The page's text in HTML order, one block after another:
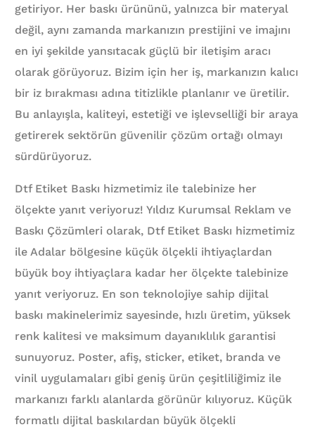
getiriyor. Her baskı ürününü, yalnızca bir materyal
değil, aynı zamanda markanızın prestijini ve imajını
en iyi şekilde yansıtacak güçlü bir iletişim aracı
olarak görüyoruz. Bizim için her iş, markanızın kalıcı
bir iz bırakması adına titizlikle planlanır ve üretilir.
Bu anlayışla, kaliteyi, estetiği ve işlevselliği bir araya
getirerek sektörün güvenilir çözüm ortağı olmayı
sürdürüyoruz.
Dtf Etiket Baskı hizmetimiz ile talebinize her
ölçekte yanıt veriyoruz! Yıldız Kurumsal Reklam ve
Baskı Çözümleri olarak, Dtf Etiket Baskı hizmetimiz
ile Adalar bölgesine küçük ölçekli ihtiyaçlardan
büyük boy ihtiyaçlara kadar her ölçekte talebinize
yanıt veriyoruz. En son teknolojiye sahip dijital
baskı makinelerimiz sayesinde, hızlı üretim, yüksek
renk kalitesi ve maksimum dayanıklılık garantisi
sunuyoruz. Poster, afiş, sticker, etiket, branda ve
vinil uygulamaları gibi geniş ürün çeşitliliğimiz ile
markanızı farklı alanlarda görünür kılıyoruz. Küçük
formatlı dijital baskılardan büyük ölçekli